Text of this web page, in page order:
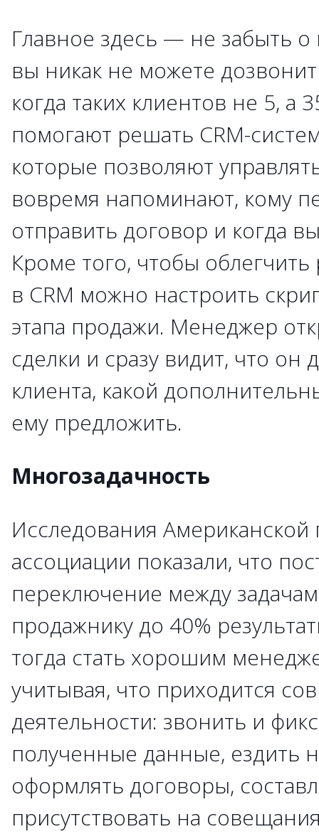
Главное здесь — не забыть о
вы никак не можете
когда таких клиентов не 5, а
помогают решать CRM-
которые позволяют
вовремя напоминают, кому
отправить договор и когда
Кроме того, чтобы облегчить
в CRM можно настроить
этапа продажи. Менеджер
сделки и сразу видит, что он
клиента, какой
ему предложить.
Многозадачность
Исследования Американской
ассоциации показали, что
переключение между
продажнику до 40%
тогда стать хорошим
учитывая, что приходится
деятельности: звонить и
полученные данные, ездить
оформлять договоры,
присутствовать на